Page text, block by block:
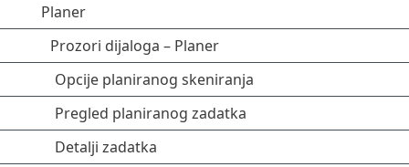
Planer
Prozori dijaloga – Planer
Opcije planiranog skeniranja
Pregled planiranog zadatka
Detalji zadatka